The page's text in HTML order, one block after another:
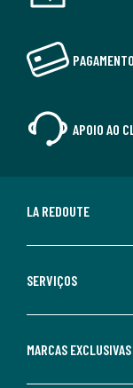
APOIO AO
LA REDOUTE
SERVIÇOS
MARCAS EXCLUSIVAS